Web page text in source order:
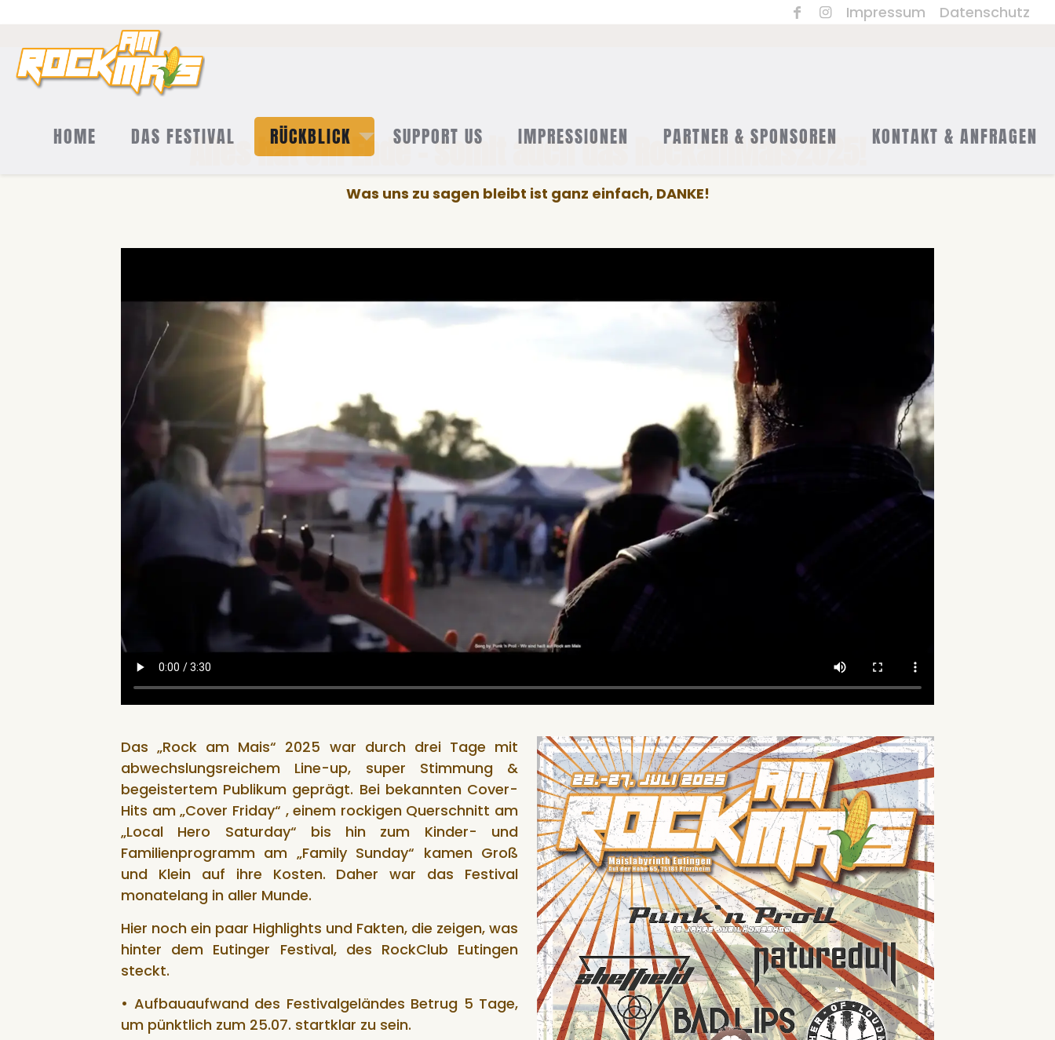
Impressum Datenschutz
HOME DAS FESTIVAL RÜCKBLICK SUPPORT US IMPRESSIONEN PARTNER & SPONSOREN KONTAKT & ANFRAGEN
Alles hat ein Ende - somit auch das RockamMais2025!
Was uns zu sagen bleibt ist ganz einfach, DANKE!
Das „Rock am Mais“ 2025 war durch drei Tage mit
abwechslungsreichem Line-up, super Stimmung &
begeistertem Publikum geprägt. Bei bekannten Cover-
Hits am „Cover Friday“ , einem rockigen Querschnitt am
„Local Hero Saturday“ bis hin zum Kinder- und
Familienprogramm am „Family Sunday“ kamen Groß
und Klein auf ihre Kosten. Daher war das Festival
monatelang in aller Munde.
Hier noch ein paar Highlights und Fakten, die zeigen, was
hinter dem Eutinger Festival, des RockClub Eutingen
steckt.
• Aufbauaufwand des Festivalgeländes Betrug 5 Tage,
um pünktlich zum 25.07. startklar zu sein.